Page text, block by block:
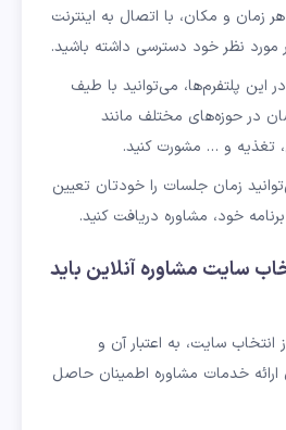
زمان و مکان، با اتصال به اینترنت
مورد نظر خود دسترسی داشته باشید.
در این پلتفرم‌ها، می‌توانید با طیف
در حوزه‌های مختلف مانند
تغذیه و … مشورت کنید.
زمان جلسات را خودتان تعیین
خود، مشاوره دریافت کنید.
سایت مشاوره آنلاین باید
انتخاب سایت، به اعتبار آن و
ارائه خدمات مشاوره اطمینان حاصل